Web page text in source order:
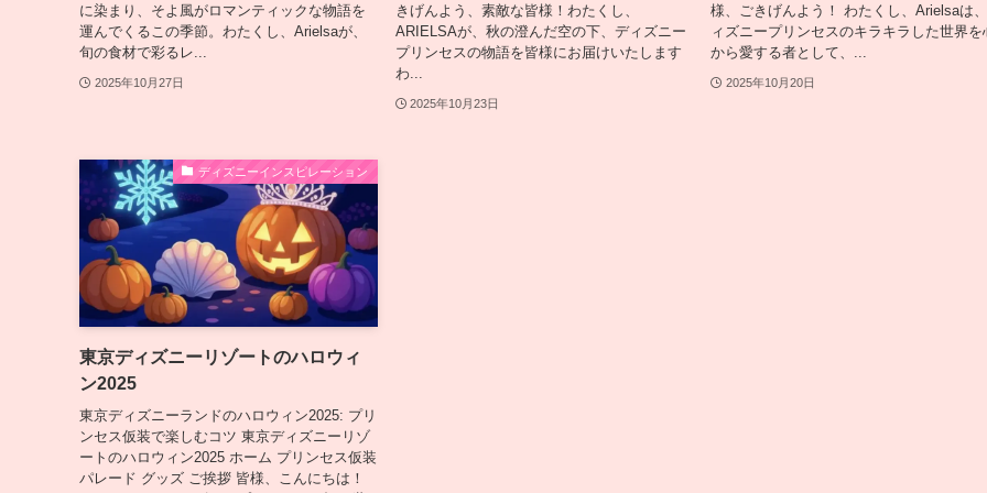
に染まり、そよ風がロマンティックな物語を
運んでくるこの季節。わたくし、Arielsaが、
旬の食材で彩るレ...
2025年10月27日
きげんよう、素敵な皆様！わたくし、
ARIELSAが、秋の澄んだ空の下、ディズニー
プリンセスの物語を皆様にお届けいたします
わ...
2025年10月23日
様、ごきげんよう！ わたくし、Arielsaは
ィズニープリンセスのキラキラした世界を
から愛する者として、...
2025年10月20日
ディズニーインスピレーション
東京ディズニーリゾートのハロウィ
ン2025
東京ディズニーランドのハロウィン2025: プリ
ンセス仮装で楽しむコツ 東京ディズニーリゾ
ートのハロウィン2025 ホーム プリンセス仮装
パレード グッズ ご挨拶 皆様、こんにちは！